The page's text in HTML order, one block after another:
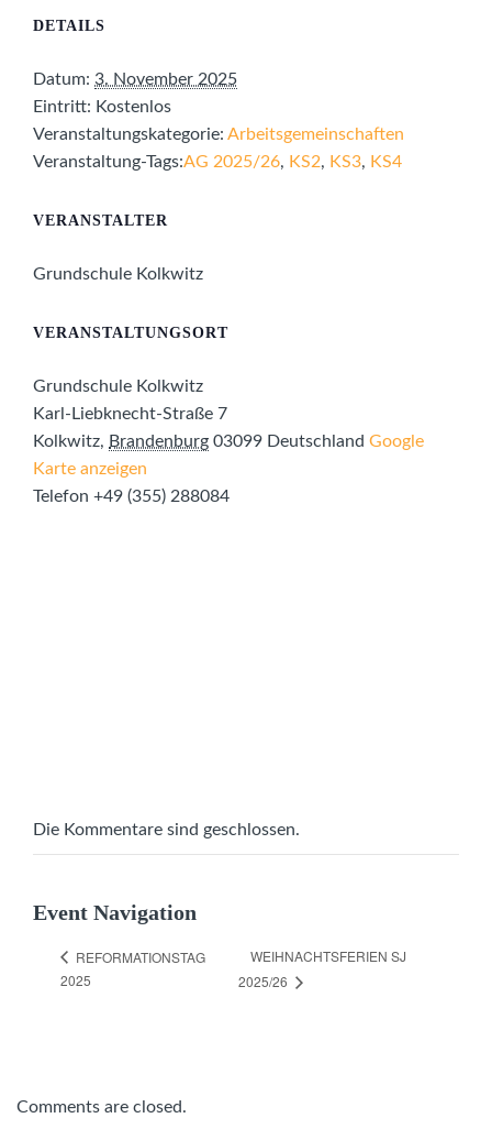
DETAILS
Datum: 3. November 2025
Eintritt: Kostenlos
Veranstaltungskategorie: Arbeitsgemeinschaften
Veranstaltung-Tags:AG 2025/26, KS2, KS3, KS4
VERANSTALTER
Grundschule Kolkwitz
VERANSTALTUNGSORT
Grundschule Kolkwitz
Karl-Liebknecht-Straße 7
Kolkwitz, Brandenburg 03099 Deutschland Google
Karte anzeigen
Telefon +49 (355) 288084
Die Kommentare sind geschlossen.
Event Navigation
REFORMATIONSTAG
2025
WEIHNACHTSFERIEN SJ
2025/26
Comments are closed.